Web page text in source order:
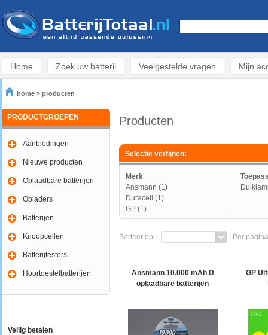
Home Zoek uw batterij Veelgestelde vragen Mijn
home » producten
PRODUCTGROEPEN
Aanbiedingen
Nieuwe producten
Oplaadbare batterijen
Opladers
Batterijen
Knoopcellen
Batterijtesters
Hoortoestelbatterijen
Veilig betalen
Producten
Selectie verfijnen:
Merk
Ansmann (1)
Duracell (1)
GP (1)
Sorteer op: Per
Ansmann 10.000 mAh D
oplaadbare batterijen
GP